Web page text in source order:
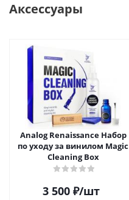
Аксессуары
Analog Renaissance Набор
по уходу за винилом Magic
Cleaning Box
3 500₽/шт